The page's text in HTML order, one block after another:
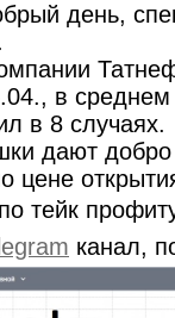
день,
в
в 8 случаях.
дают добро
цене
тейк
канал,